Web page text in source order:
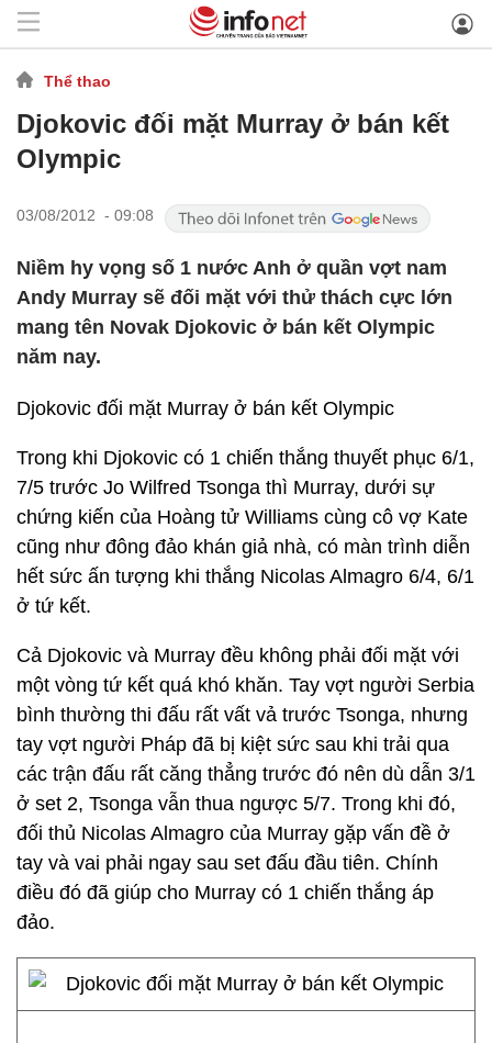
Thể thao
Djokovic đối mặt Murray ở bán kết
Olympic
03/08/2012 - 09:08
Niềm hy vọng số 1 nước Anh ở quần vợt nam
Andy Murray sẽ đối mặt với thử thách cực lớn
mang tên Novak Djokovic ở bán kết Olympic
năm nay.
Djokovic đối mặt Murray ở bán kết Olympic
Trong khi Djokovic có 1 chiến thắng thuyết phục 6/1,
7/5 trước Jo Wilfred Tsonga thì Murray, dưới sự
chứng kiến của Hoàng tử Williams cùng cô vợ Kate
cũng như đông đảo khán giả nhà, có màn trình diễn
hết sức ấn tượng khi thắng Nicolas Almagro 6/4, 6/1
ở tứ kết.
Cả Djokovic và Murray đều không phải đối mặt với
một vòng tứ kết quá khó khăn. Tay vợt người Serbia
bình thường thi đấu rất vất vả trước Tsonga, nhưng
tay vợt người Pháp đã bị kiệt sức sau khi trải qua
các trận đấu rất căng thẳng trước đó nên dù dẫn 3/1
ở set 2, Tsonga vẫn thua ngược 5/7. Trong khi đó,
đối thủ Nicolas Almagro của Murray gặp vấn đề ở
tay và vai phải ngay sau set đấu đầu tiên. Chính
điều đó đã giúp cho Murray có 1 chiến thắng áp
đảo.